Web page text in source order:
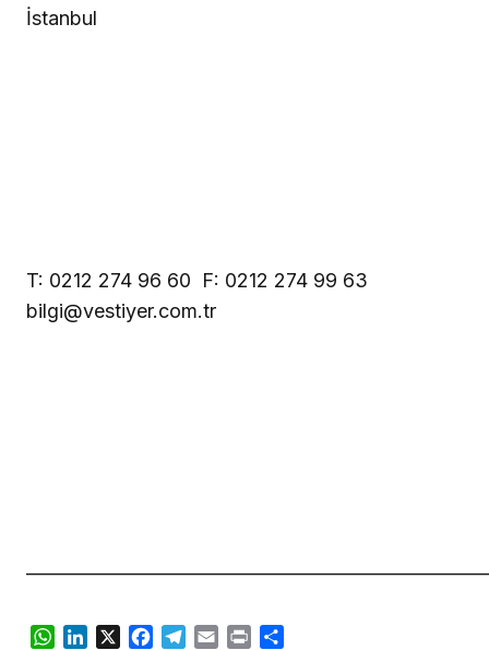
İstanbul
T: 0212 274 96 60  F: 0212 274 99 63 
bilgi@vestiyer.com.tr
WhatsApp
LinkedIn
X Facebook
Telegram
Email Print